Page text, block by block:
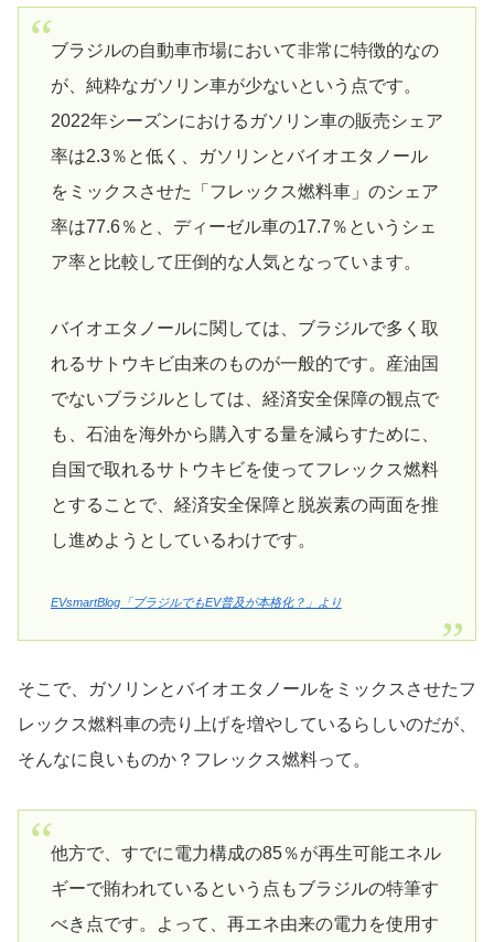
ブラジルの自動車市場において非常に特徴的なの
が、純粋なガソリン車が少ないという点です。
2022年シーズンにおけるガソリン車の販売シェア
率は2.3％と低く、ガソリンとバイオエタノール
をミックスさせた「フレックス燃料車」のシェア
率は77.6％と、ディーゼル車の17.7％というシェ
ア率と比較して圧倒的な人気となっています。
バイオエタノールに関しては、ブラジルで多く取
れるサトウキビ由来のものが一般的です。産油国
でないブラジルとしては、経済安全保障の観点で
も、石油を海外から購入する量を減らすために、
自国で取れるサトウキビを使ってフレックス燃料
とすることで、経済安全保障と脱炭素の両面を推
し進めようとしているわけです。
EVsmartBlog「ブラジルでもEV普及が本格化？」より
そこで、ガソリンとバイオエタノールをミックスさせたフ
レックス燃料車の売り上げを増やしているらしいのだが、
そんなに良いものか？フレックス燃料って。
他方で、すでに電力構成の85％が再生可能エネル
ギーで賄われているという点もブラジルの特筆す
べき点です。よって、再エネ由来の電力を使用す